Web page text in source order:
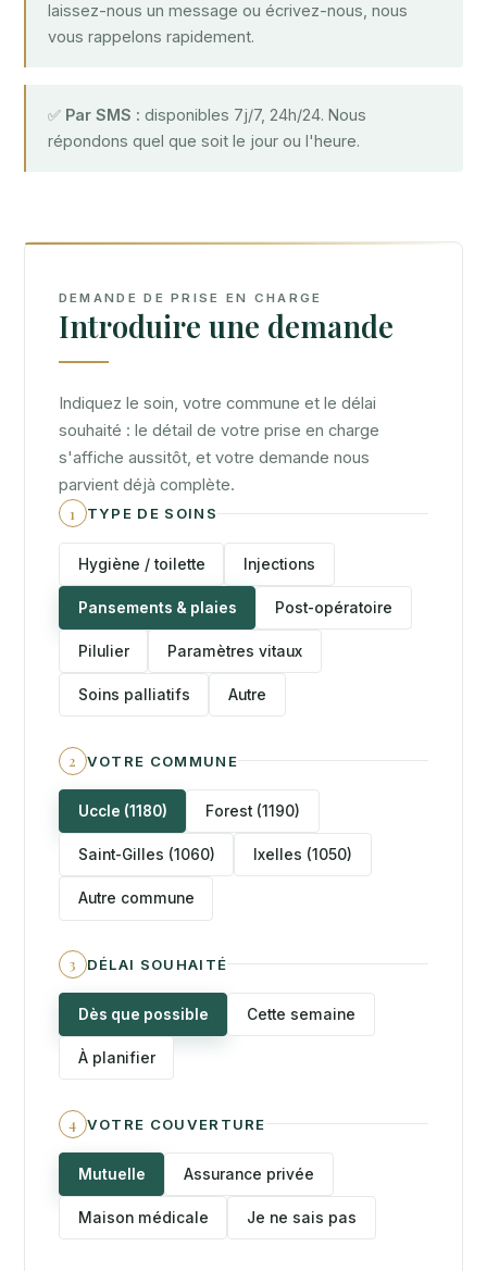
laissez-nous un message ou écrivez-nous, nous
vous rappelons rapidement.
✅ Par SMS : disponibles 7j/7, 24h/24. Nous
répondons quel que soit le jour ou l'heure.
DEMANDE DE PRISE EN CHARGE
Introduire une demande
Indiquez le soin, votre commune et le délai
souhaité : le détail de votre prise en charge
s'affiche aussitôt, et votre demande nous
parvient déjà complète.
1 TYPE DE SOINS
Hygiène / toilette Injections
Pansements & plaies Post-opératoire
Pilulier Paramètres vitaux
Soins palliatifs Autre
2 VOTRE COMMUNE
Uccle (1180) Forest (1190)
Saint-Gilles (1060) Ixelles (1050)
Autre commune
3 DÉLAI SOUHAITÉ
Dès que possible Cette semaine
À planifier
4 VOTRE COUVERTURE
Mutuelle Assurance privée
Maison médicale Je ne sais pas